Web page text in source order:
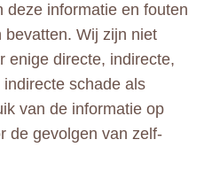
deze informatie en fouten
Wij zijn niet
enige directe, indirecte,
schade als
van de informatie op
de gevolgen van zelf-